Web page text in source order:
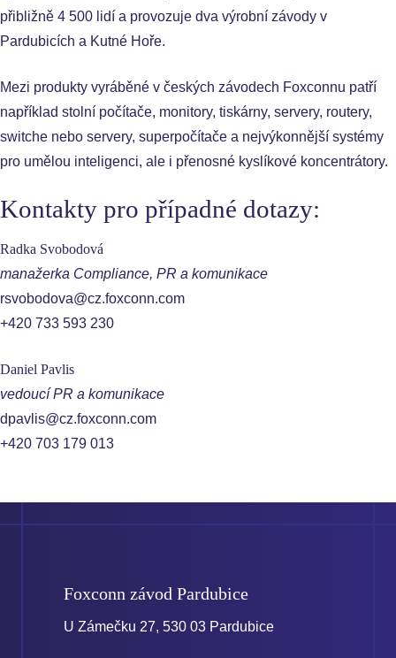
přibližně 4 500 lidí a provozuje dva výrobní závody v
Pardubicích a Kutné Hoře.
Mezi produkty vyráběné v českých závodech Foxconnu patří
například stolní počítače, monitory, tiskárny, servery, routery,
switche nebo servery, superpočítače a nejvýkonnější systémy
pro umělou inteligenci, ale i přenosné kyslíkové koncentrátory.
Kontakty pro případné dotazy:
Radka Svobodová
manažerka Compliance, PR a komunikace
rsvobodova@cz.foxconn.com
+420 733 593 230
Daniel Pavlis
vedoucí PR a komunikace
dpavlis@cz.foxconn.com
+420 703 179 013
Foxconn závod Pardubice
U Zámečku 27, 530 03 Pardubice